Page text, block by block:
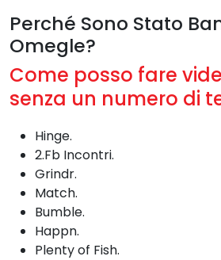
Perché Sono Stato
Omegle?
Come posso fare
senza un numero di
Hinge.
2.Fb Incontri.
Grindr.
Match.
Bumble.
Happn.
Plenty of Fish.